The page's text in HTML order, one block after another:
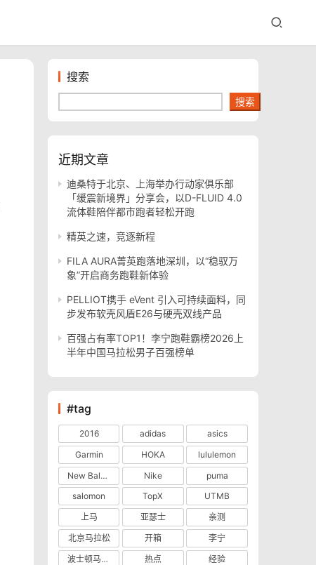
搜索
搜索
近期文章
迪桑特于北京、上海举办行动家俱乐部
「缓震新境界」分享会，以D-FLUID 4.0
流体鞋陪伴都市跑者轻松开跑
精英之速，竞逐新程
FILA AURA菁英跑落地深圳，以“稳驭万
象”开启商务跑鞋新体验
PELLIOT携手 eVent 引入可持续面料，同
步发布软壳风盾E26与硬壳双线产品
百强占有率TOP1！李宁跑鞋霸榜2026上
半年中国马拉松男子百强榜单
#tag
2016 adidas
asics
Garmin
HOKA
lululemon
New Balance
Nike
puma
salomon
TopX
UTMB
上马
亚瑟士
亲测
北京马拉松
开箱
李宁
波士顿马拉松
热点
经验